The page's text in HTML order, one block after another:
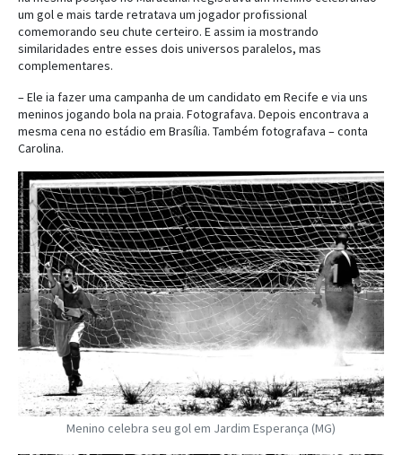
um gol e mais tarde retratava um jogador profissional
comemorando seu chute certeiro. E assim ia mostrando
similaridades entre esses dois universos paralelos, mas
complementares.
– Ele ia fazer uma campanha de um candidato em Recife e via uns
meninos jogando bola na praia. Fotografava. Depois encontrava a
mesma cena no estádio em Brasília. Também fotografava – conta
Carolina.
Menino celebra seu gol em Jardim Esperança (MG)